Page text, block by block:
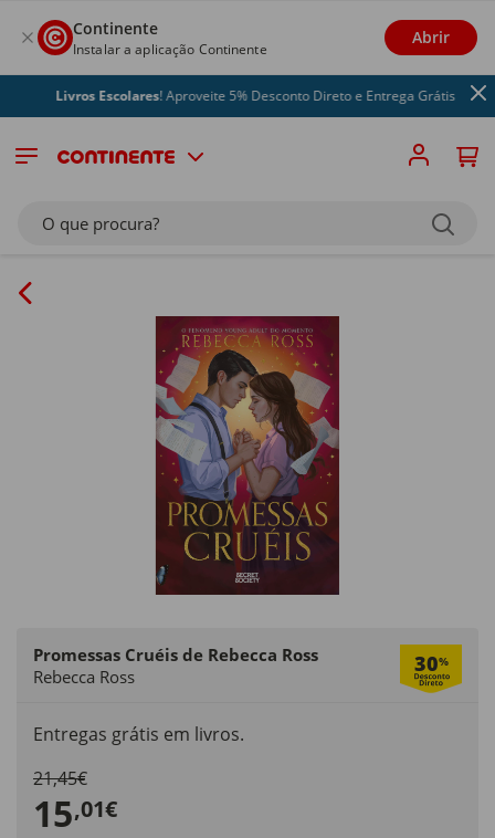
Continente
Instalar a aplicação Continente
Abrir
Livros Escolares! Aproveite 5% Desconto Direto e Entrega Grátis
O que procura?
Promessas Cruéis de Rebecca Ross 30%
Rebecca Ross
Entregas grátis em livros.
21,45€
15,01€